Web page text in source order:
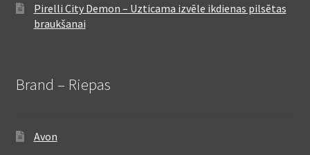
Pirelli City Demon – Uzticama izvēle ikdienas pilsētas
braukšanai
Brand – Riepas
Avon